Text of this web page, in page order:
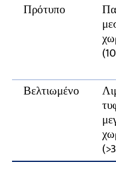
Πρότυπο
Βελτιωμένο